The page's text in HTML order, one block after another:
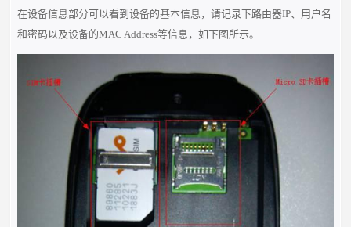
在设备信息部分可以看到设备的基本信息，请记录下路由器IP、用户名
和密码以及设备的MAC Address等信息，如下图所示。